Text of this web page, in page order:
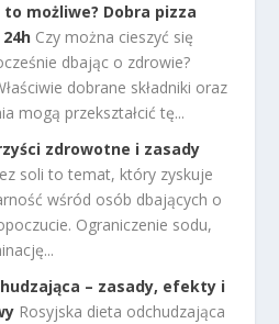
możliwe? Dobra pizza
Czy można cieszyć się
dbając o zdrowie?
dobrane składniki oraz
mogą przekształcić tę...
zdrowotne i zasady
soli to temat, który zyskuje
wśród osób dbających o
Ograniczenie sodu,
– zasady, efekty i
Rosyjska dieta odchudzająca